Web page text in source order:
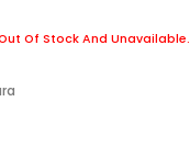
Of Stock And Unavailable.